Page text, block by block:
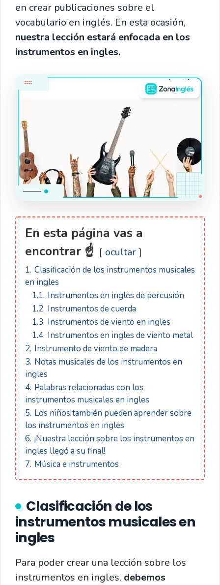
en crear publicaciones sobre el
vocabulario en inglés. En esta ocasión,
nuestra lección estará enfocada en los
instrumentos en ingles.
En esta página vas a
encontrar ☝
ocultar
1. Clasificación de los instrumentos musicales
en ingles
1.1. Instrumentos en ingles de percusión
1.2. Instrumentos de cuerda
1.3. Instrumentos de viento en ingles
1.4. Instrumentos en ingles de viento metal
2. Instrumento de viento de madera
3. Notas musicales de los instrumentos en
ingles
4. Palabras relacionadas con los
instrumentos musicales en ingles
5. Los niños también pueden aprender sobre
los instrumentos en ingles
6. ¡Nuestra lección sobre los instrumentos en
ingles llegó a su final!
7. Música e instrumentos
Clasificación de los
instrumentos musicales en
ingles
Para poder crear una lección sobre los
instrumentos en ingles, debemos